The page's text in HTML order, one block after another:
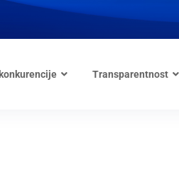
Transparentnost